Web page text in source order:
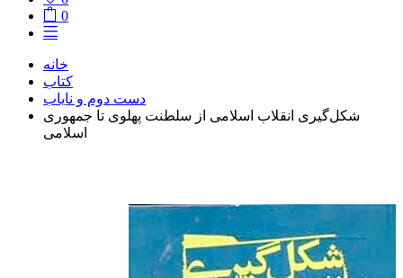
0
خانه
کتاب
دست دوم و نایاب
شکل‌گیری انقلاب اسلامی از سلطنت پهلوی تا جمهوری
اسلامی